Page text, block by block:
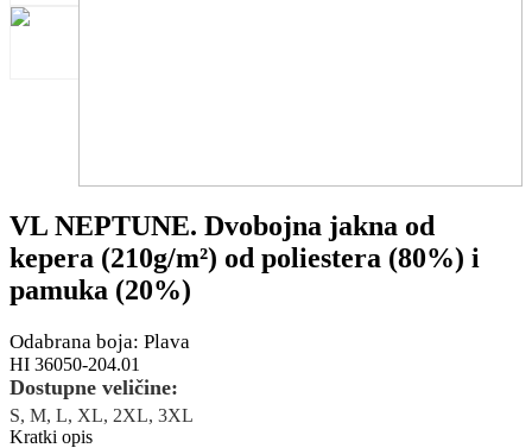
VL NEPTUNE. Dvobojna jakna od
kepera (210g/m²) od poliestera (80%) i
pamuka (20%)
Odabrana boja: Plava
HI 36050-204.01
Dostupne veličine:
S, M, L, XL, 2XL, 3XL
Kratki opis